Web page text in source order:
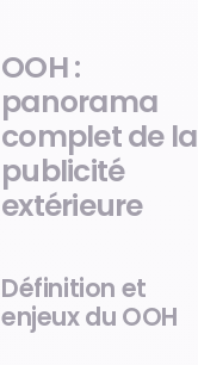
OOH :
panorama
complet de la
publicité
extérieure
Définition et
enjeux du OOH